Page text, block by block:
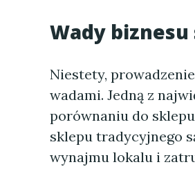
Wady
Niestety,
wadami. Jedną z
porównaniu do
sklepu tradycyjnego
wynajmu lokalu i